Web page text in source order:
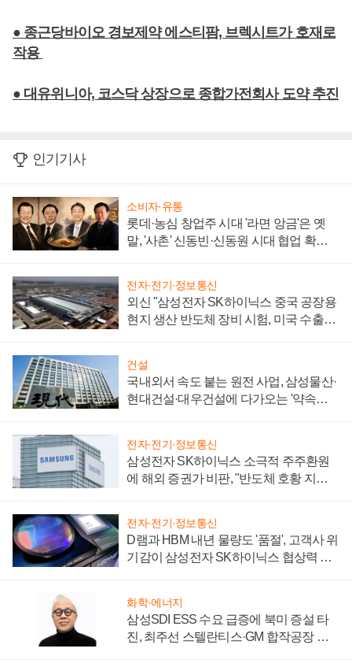
● 종근당바이오 경보제약 에스티팜, 브렉시트가 호재로
작용
● 대유위니아, 코스닥 상장으로 종합가전회사 도약 추진
인기기사
소비자·유통
롯데·농심 창업주 시대 '라면 앙금'은 옛
말, '사촌' 신동빈·신동원 시대 협업 확대
전자·전기·정보통신
외신 "삼성전자 SK하이닉스 중국 공장용
현지 생산 반도체 장비 시험, 미국 수출통
건설
국내외서 속도 붙는 원전 사업, 삼성물산·
현대건설·대우건설에 다가오는 '약속의
전자·전기·정보통신
삼성전자 SK하이닉스 소극적 주주환원
에 해외 증권가 비판, "반도체 호황 지속
전자·전기·정보통신
D램과 HBM 내년 물량도 '품절', 고객사 위
기감이 삼성전자 SK하이닉스 협상력 더
화학·에너지
삼성SDI ESS 수요 급증에 북미 증설 타
진, 최주선 스텔란티스·GM 합작공장 건